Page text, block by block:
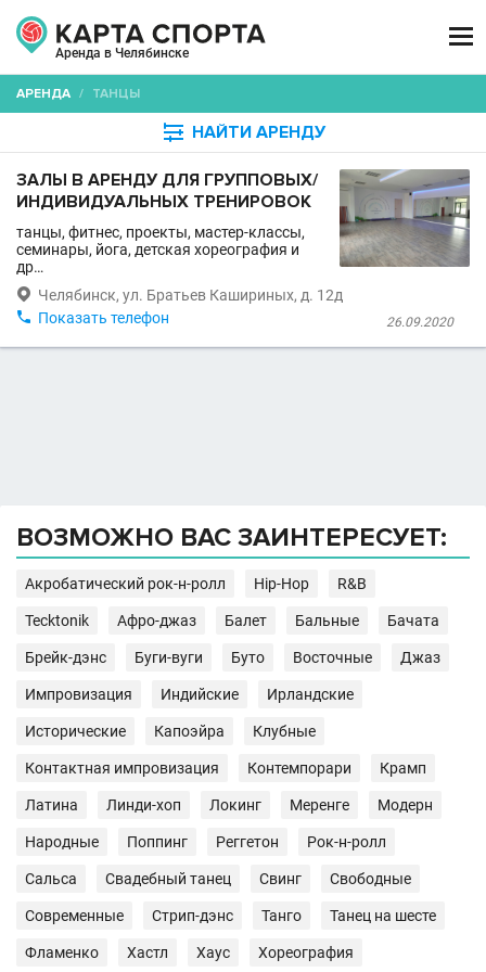
Аренда в Челябинске

АРЕНДА / ТАНЦЫ
 НАЙТИ АРЕНДУ
ЗАЛЫ В АРЕНДУ ДЛЯ ГРУППОВЫХ/
ИНДИВИДУАЛЬНЫХ ТРЕНИРОВОК
танцы, фитнес, проекты, мастер-классы,
семинары, йога, детская хореография и
др…
 Челябинск, ул. Братьев Кашириных, д. 12д
26.09.2020
 Показать телефон
ВОЗМОЖНО ВАС ЗАИНТЕРЕСУЕТ:
Акробатический рок-н-ролл Hip-Hop R&B
Tecktonik Афро-джаз Балет Бальные Бачата
Брейк-дэнс Буги-вуги Буто Восточные Джаз
Импровизация Индийские Ирландские
Исторические Капоэйра Клубные
Контактная импровизация Контемпорари Крамп
Латина Линди-хоп Локинг Меренге Модерн
Народные Поппинг Реггетон Рок-н-ролл
Сальса Свадебный танец Свинг Свободные
Современные Стрип-дэнс Танго Танец на шесте
Фламенко Хастл Хаус Хореография